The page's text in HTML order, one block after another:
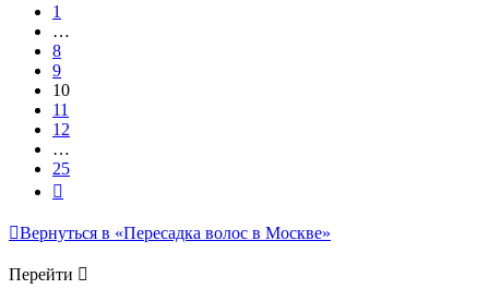
1
…
8
9
10
11
12
…
25
Вернуться в «Пересадка волос в Москве»
Перейти